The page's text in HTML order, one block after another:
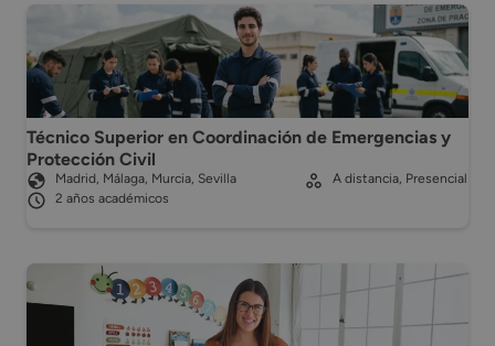
Técnico Superior en Coordinación de Emergencias y
Protección Civil
Madrid, Málaga, Murcia, Sevilla
2 años académicos
A distancia, Presencial